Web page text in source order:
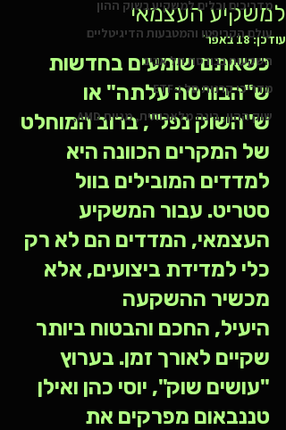
מדריכים וכלים למשקיע בשוק ההון
עולם הקריפטו והמטבעות הדיגיטליים
השקעות בבורסת תל אביב
מדריכי קרנות סל ו-ETF
שוק ההון, בינה מלאכותית, מניית AMD,
למשקיע העצמאי
עודכן:18 באפר׳
כשאתם שומעים בחדשות
ש"הבורסה עלתה" או
ש"השוק נפל", ברוב המוחלט
של המקרים הכוונה היא
למדדים המובילים בוול
סטריט. עבור המשקיע
העצמאי, המדדים הם לא רק
כלי למדידת ביצועים, אלא
מכשיר ההשקעה
היעיל, החכם והבטוח ביותר
שקיים לאורך זמן. בערוץ
"עושים שוק", יוסי כהן ואילן
טננבאום מפרקים את